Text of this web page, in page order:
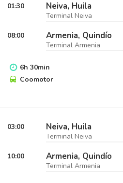
01:30 Neiva, Huila
Terminal Neiva
08:00 Armenia, Quindío
Terminal Armenia
6h 30min
Coomotor
03:00 Neiva, Huila
Terminal Neiva
10:00 Armenia, Quindío
Terminal Armenia